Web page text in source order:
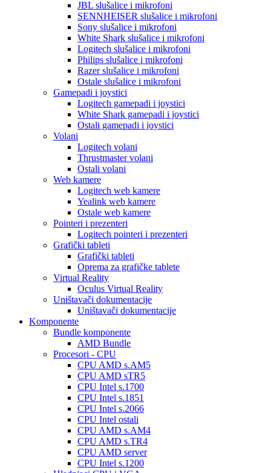
JBL slušalice i mikrofoni
SENNHEISER slušalice i mikrofoni
Sony slušalice i mikrofoni
White Shark slušalice i mikrofoni
Logitech slušalice i mikrofoni
Philips slušalice i mikrofoni
Razer slušalice i mikrofoni
Ostale slušalice i mikrofoni
Gamepadi i joystici
Logitech gamepadi i joystici
White Shark gamepadi i joystici
Ostali gamepadi i joystici
Volani
Logitech volani
Thrustmaster volani
Ostali volani
Web kamere
Logitech web kamere
Yealink web kamere
Ostale web kamere
Pointeri i prezenteri
Logitech pointeri i prezenteri
Grafički tableti
Grafički tableti
Oprema za grafičke tablete
Virtual Reality
Oculus Virtual Reality
Uništavači dokumentacije
Uništavači dokumentacije
Komponente
Bundle komponente
AMD Bundle
Procesori - CPU
CPU AMD s.AM5
CPU AMD sTR5
CPU Intel s.1700
CPU Intel s.1851
CPU Intel s.2066
CPU Intel ostali
CPU AMD s.AM4
CPU AMD s.TR4
CPU AMD server
CPU Intel s.1200